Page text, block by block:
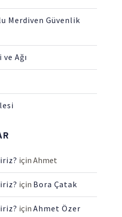
Merdiven Güvenlik
Ağı
için Ahmet
için Bora Çatak
için Ahmet Özer